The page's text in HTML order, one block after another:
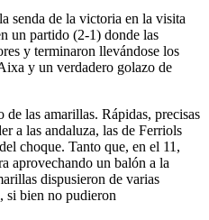
senda de la victoria en la visita
un partido (2-1) donde las
y terminaron llevándose los
y un verdadero golazo de
las amarillas. Rápidas, precisas
a las andaluza, las de Ferriols
choque. Tanto que, en el 11,
aprovechando un balón a la
dispusieron de varias
si bien no pudieron